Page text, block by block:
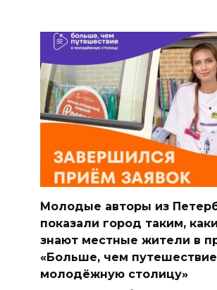
Молодые авторы из
показали город таким,
знают местные жители в
«Больше, чем
молодёжную столицу»